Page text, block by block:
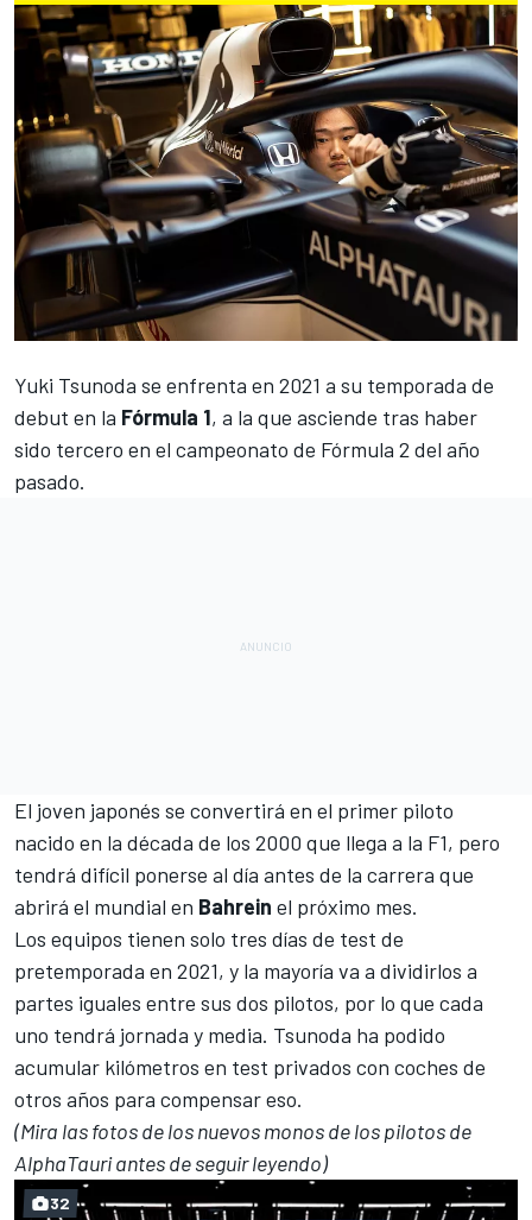
Yuki Tsunoda se enfrenta en 2021 a su temporada de
debut en la Fórmula 1, a la que asciende tras haber
sido tercero en el campeonato de Fórmula 2 del año
pasado.
El joven japonés se convertirá en el primer piloto
nacido en la década de los 2000 que llega a la F1, pero
tendrá difícil ponerse al día antes de la carrera que
abrirá el mundial en Bahrein el próximo mes.
Los equipos tienen solo tres días de test de
pretemporada en 2021, y la mayoría va a dividirlos a
partes iguales entre sus dos pilotos, por lo que cada
uno tendrá jornada y media. Tsunoda ha podido
acumular kilómetros en test privados con coches de
otros años para compensar eso.
(Mira las fotos de los nuevos monos de los pilotos de
AlphaTauri antes de seguir leyendo)
32